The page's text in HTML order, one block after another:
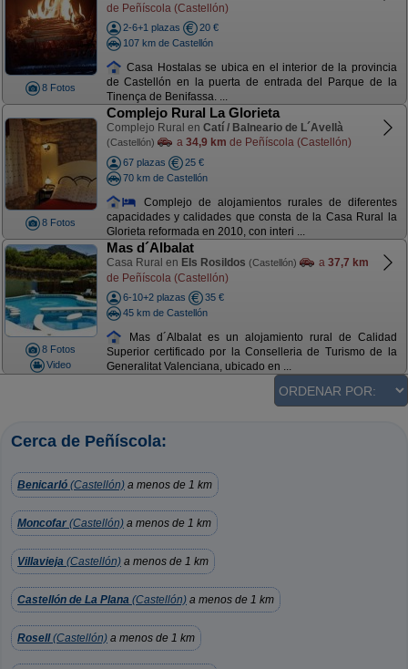
8 Fotos
de Peñíscola (Castellón)
2-6+1 plazas
20 €
107 km de Castellón
Casa Hostalas se ubica en el interior de la provincia
de Castellón en la puerta de entrada del Parque de la
Tinença de Benifassa. ...
8 Fotos
Complejo Rural La Glorieta
Complejo Rural en Catí / Balneario de L´Avellà
(Castellón) a 34,9 km de Peñíscola (Castellón)
67 plazas
25 €
70 km de Castellón
Complejo de alojamientos rurales de diferentes
capacidades y calidades que consta de la Casa Rural la
Glorieta reformada en 2010, con interi ...
8 Fotos
Video
Mas d´Albalat
Casa Rural en Els Rosildos (Castellón) a 37,7 km
de Peñíscola (Castellón)
6-10+2 plazas
35 €
45 km de Castellón
Mas d´Albalat es un alojamiento rural de Calidad
Superior certificado por la Conselleria de Turismo de la
Generalitat Valenciana, ubicado en ...
Cerca de Peñíscola:
Benicarló (Castellón) a menos de 1 km
Moncofar (Castellón) a menos de 1 km
Villavieja (Castellón) a menos de 1 km
Castellón de La Plana (Castellón) a menos de 1 km
Rosell(Castellón) a menos de 1 km